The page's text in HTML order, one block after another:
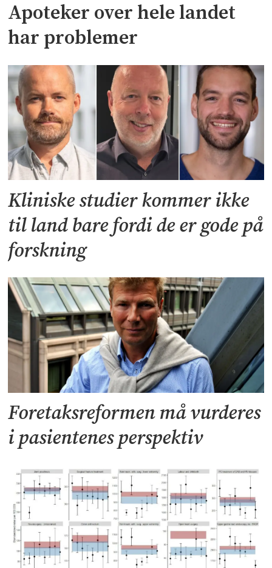
Apoteker over hele landet
har problemer
Kliniske studier kommer ikke
til land bare fordi de er gode på
forskning
Foretaksreformen må vurderes
i pasientenes perspektiv